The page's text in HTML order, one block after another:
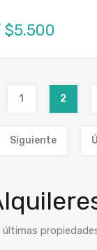
1 2
Siguiente